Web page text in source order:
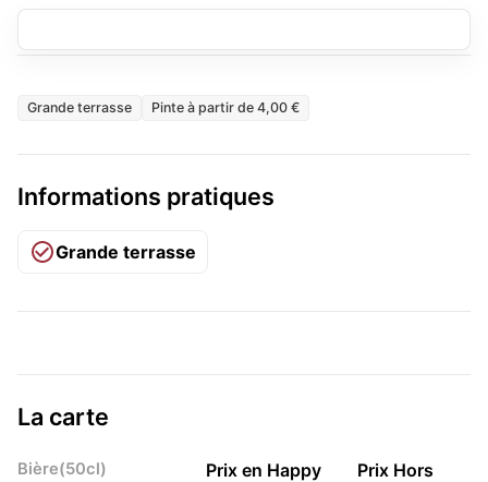
Grande terrasse Pinte à partir de 4,00 €
Informations pratiques
Grande terrasse
La carte
Bière(50cl)
Prix en Happy
Prix Hors